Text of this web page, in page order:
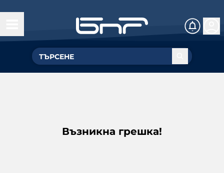
Възникна грешка!